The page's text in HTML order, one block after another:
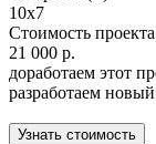
10х7
Стоимость
21 000 р.
доработаем этот
разработаем
Узнать стоимость